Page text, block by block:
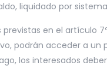
liquidado por
en el artículo
podrán acceder a
los interesados